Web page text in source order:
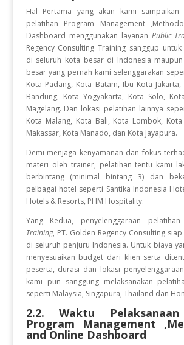
Hal Pertama yang akan kami sampaikan
pelatihan Program Management
Dashboard menggunakan layanan Public
Regency Consulting Training sanggup untuk
di seluruh kota besar di Indonesia
besar yang pernah kami selenggarakan
Kota Padang, Kota Batam, Ibu Kota
Bandung, Kota Yogyakarta, Kota Solo,
Magelang. Dan lokasi pelatihan lainnya
Kota Malang, Kota Bali, Kota Lombok,
Makassar, Kota Manado, dan Kota Jayapura.
Demi menjaga kenyamanan dan fokus
materi oleh trainer, pelatihan tentu kami
berbintang (minimal bintang 3) dan
pelbagai hotel seperti Santika Indonesia
Hotels & Resorts, PHM Hospitality.
Yang Kedua, penyelenggaraan
Training, PT. Golden Regency Consulting
di seluruh penjuru Indonesia. Untuk biaya
menyesuaikan budget dari klien serta
peserta, durasi dan lokasi
kami pun sanggung melaksanakan
seperti Malaysia, Singapura, Thailand dan
2.2. Waktu
Program Management
and Online Dashboard